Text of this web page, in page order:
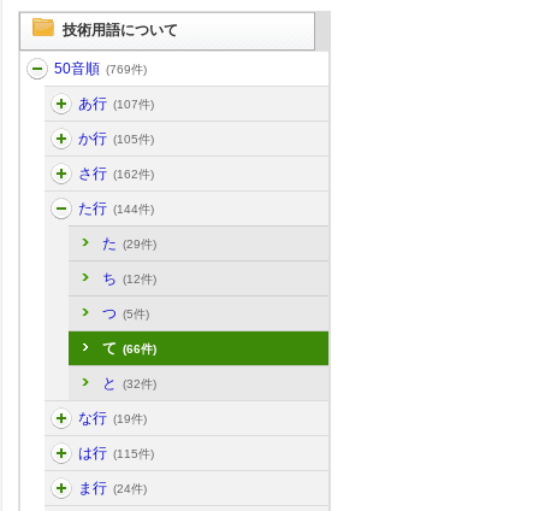
技術用語について
50音順 (769件)
あ行 (107件)
か行 (105件)
さ行 (162件)
た行 (144件)
た (29件)
ち (12件)
つ (5件)
て (66件)
と (32件)
な行 (19件)
は行 (115件)
ま行 (24件)